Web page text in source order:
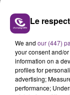
Il existe un
FIL
Le
We and our (447)
your consent and/
information on a
profiles for
advertising;
performance;